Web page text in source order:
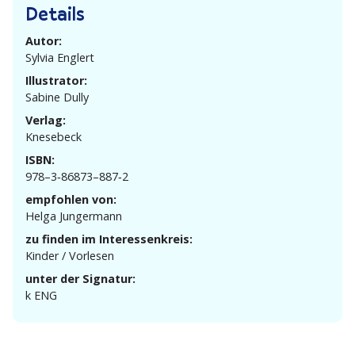
Details
Autor:
Sylvia Englert
Illustrator:
Sabine Dully
Verlag:
Knesebeck
ISBN:
978–3‑86873–887‑2
empfohlen von:
Helga Jungermann
zu finden im Interessenkreis:
Kinder / Vorlesen
unter der Signatur:
k ENG